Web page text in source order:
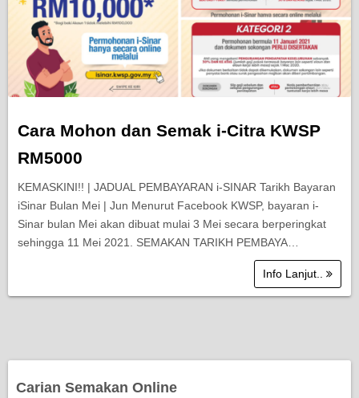
Kerja Kosong Terkini
Cara Mohon dan Semak i-Citra KWSP
RM5000
KEMASKINI!! | JADUAL PEMBAYARAN i-SINAR Tarikh Bayaran
iSinar Bulan Mei | Jun Menurut Facebook KWSP, bayaran i-
Sinar bulan Mei akan dibuat mulai 3 Mei secara berperingkat
sehingga 11 Mei 2021. SEMAKAN TARIKH PEMBAYA…
Info Lanjut..
Carian Semakan Online